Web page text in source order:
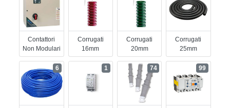
Contattori
Non Modulari
Corrugati
16mm
Corrugati
20mm
Corrugati
25mm
6 1 74 99